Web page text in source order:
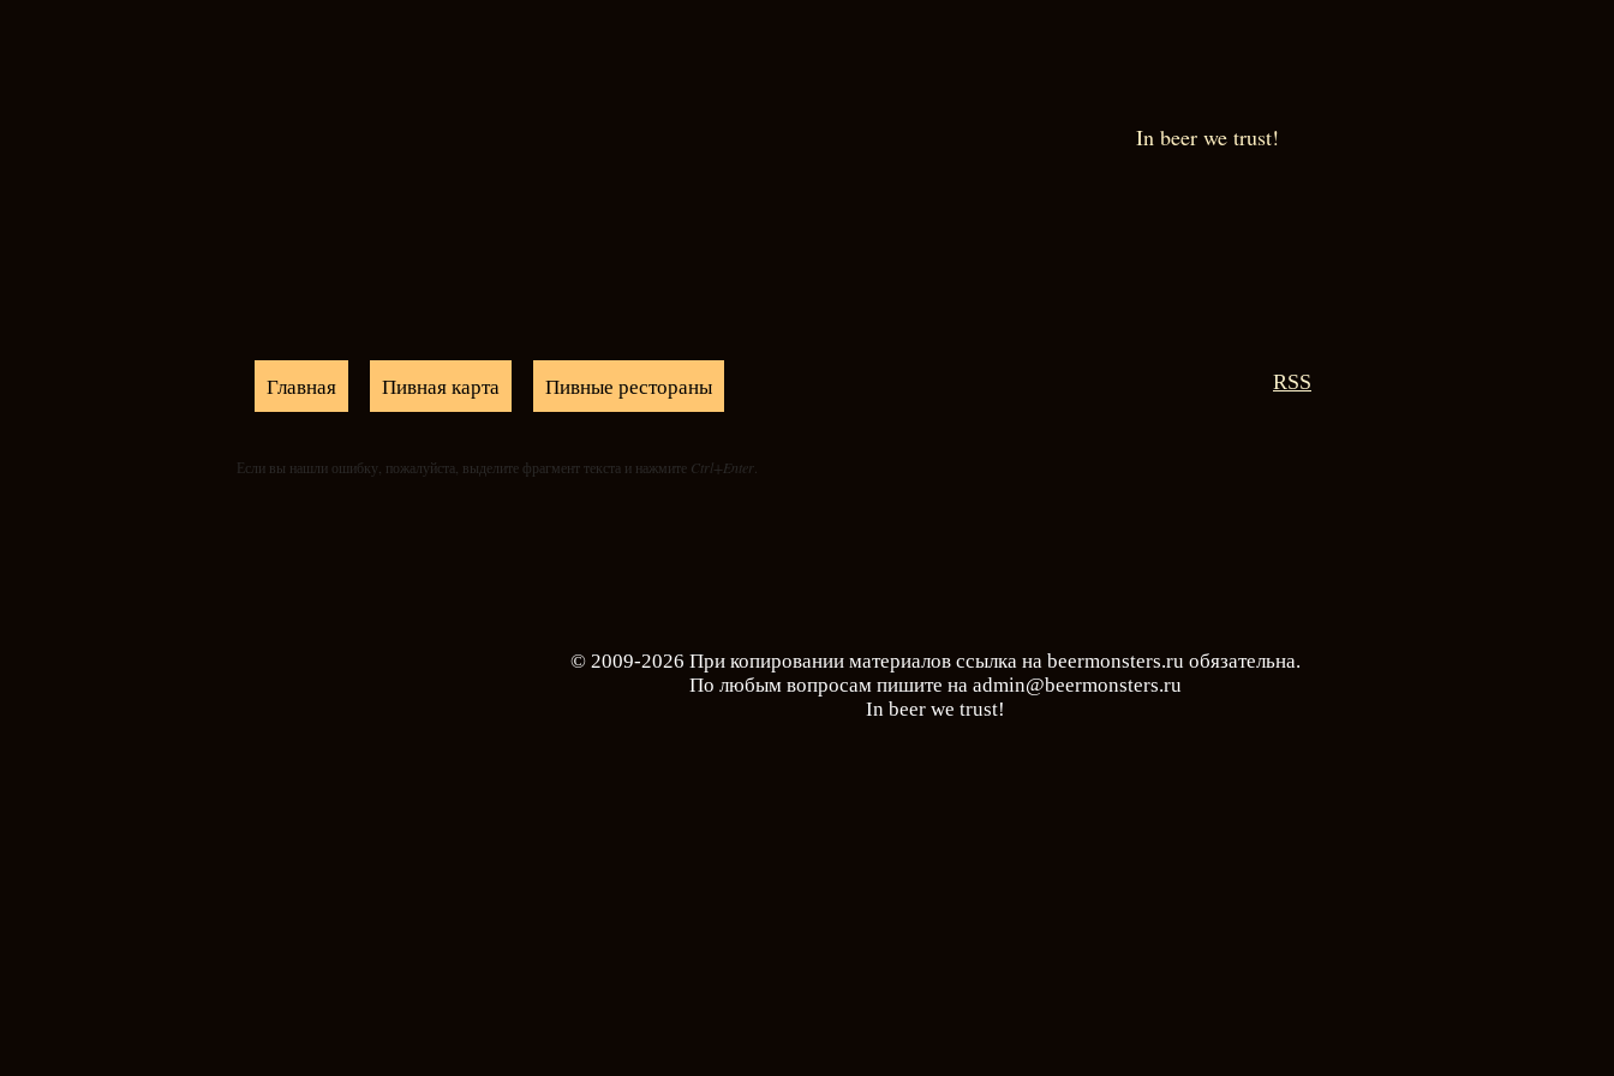
In beer we trust!
RSS
Главная Пивная карта Пивные рестораны
Если вы нашли ошибку, пожалуйста, выделите фрагмент текста и нажмите Ctrl+Enter
© 2009-2026 При копировании материалов ссылка на beermonsters.ru обязательна.
По любым вопросам пишите на admin@beermonsters.ru
In beer we trust!